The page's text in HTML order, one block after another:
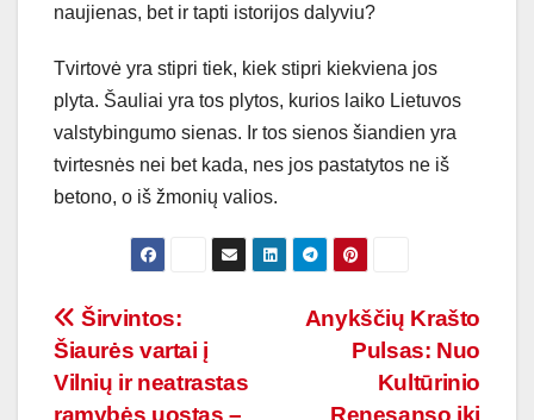
naujienas, bet ir tapti istorijos dalyviu?
Tvirtovė yra stipri tiek, kiek stipri kiekviena jos
plyta. Šauliai yra tos plytos, kurios laiko Lietuvos
valstybingumo sienas. Ir tos sienos šiandien yra
tvirtesnės nei bet kada, nes jos pastatytos ne iš
betono, o iš žmonių valios.
Navigacija
tarp
Anykščių Krašto
Pulsas: Nuo
Kultūrinio
Renesanso iki
Širvintos:
Šiaurės vartai į
Vilnių ir neatrastas
ramybės uostas –